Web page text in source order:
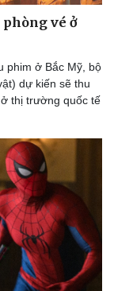
vé ở
phim ở Bắc Mỹ, bộ
dự kiến ​​sẽ thu
thị trường quốc tế